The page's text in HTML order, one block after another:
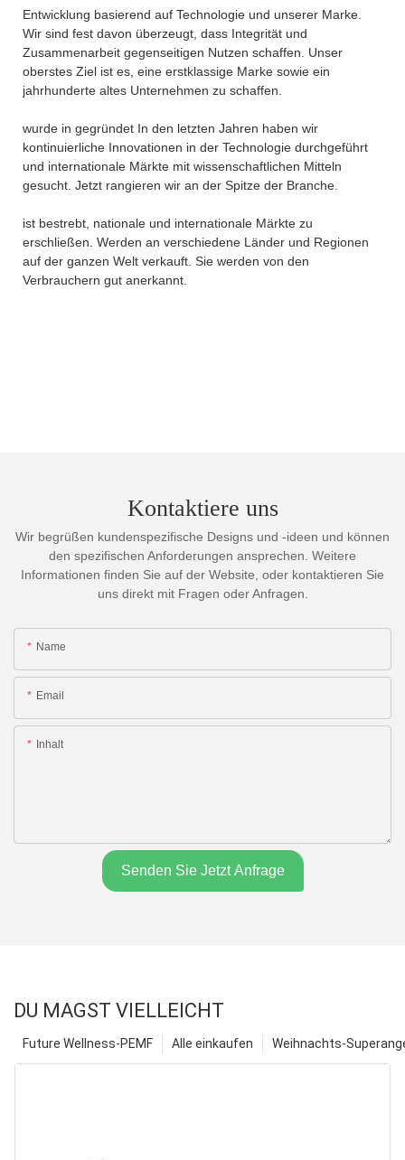
Entwicklung basierend auf Technologie und unserer Marke.
Wir sind fest davon überzeugt, dass Integrität und
Zusammenarbeit gegenseitigen Nutzen schaffen. Unser
oberstes Ziel ist es, eine erstklassige Marke sowie ein
jahrhunderte altes Unternehmen zu schaffen.
wurde in gegründet In den letzten Jahren haben wir
kontinuierliche Innovationen in der Technologie durchgeführt
und internationale Märkte mit wissenschaftlichen Mitteln
gesucht. Jetzt rangieren wir an der Spitze der Branche.
ist bestrebt, nationale und internationale Märkte zu
erschließen. Werden an verschiedene Länder und Regionen
auf der ganzen Welt verkauft. Sie werden von den
Verbrauchern gut anerkannt.
Kontaktiere uns
Wir begrüßen kundenspezifische Designs und -ideen und können
den spezifischen Anforderungen ansprechen. Weitere
Informationen finden Sie auf der Website, oder kontaktieren Sie
uns direkt mit Fragen oder Anfragen.
Name
Email
Inhalt
Senden Sie Jetzt Anfrage
DU MAGST VIELLEICHT
Weihnachts-
Alle einkaufen
Future Wellness-PEMF